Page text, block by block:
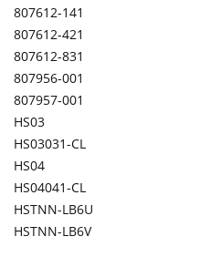
807612-141
807612-421
807612-831
807956-001
807957-001
HS03
HS03031-CL
HS04
HS04041-CL
HSTNN-LB6U
HSTNN-LB6V